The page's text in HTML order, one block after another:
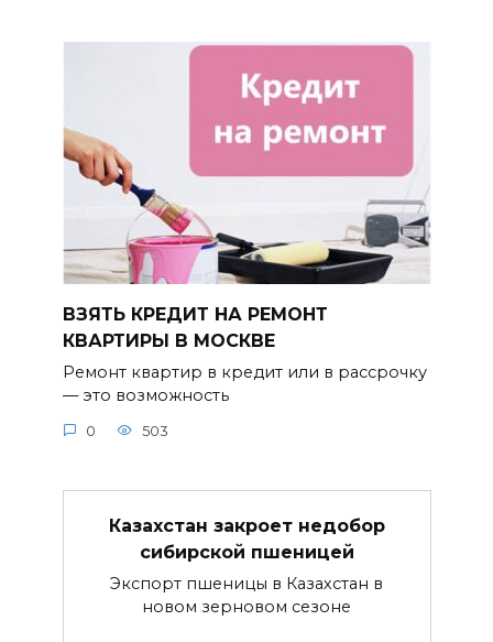
ВЗЯТЬ КРЕДИТ НА РЕМОНТ
КВАРТИРЫ В МОСКВЕ
Ремонт квартир в кредит или в рассрочку
— это возможность
0 503
Казахстан закроет недобор
сибирской пшеницей
Экспорт пшеницы в Казахстан в
новом зерновом сезоне